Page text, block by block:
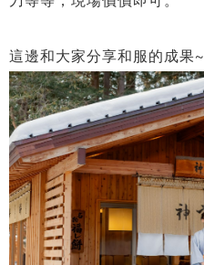
這邊和大家分享和服的成果~